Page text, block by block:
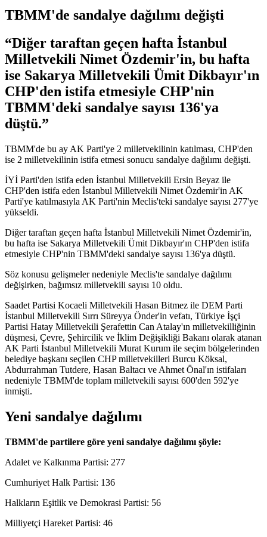
TBMM'de sandalye dağılımı değişti
“Diğer taraftan geçen hafta İstanbul
Milletvekili Nimet Özdemir'in, bu hafta
ise Sakarya Milletvekili Ümit Dikbayır'ın
CHP'den istifa etmesiyle CHP'nin
TBMM'deki sandalye sayısı 136'ya
düştü.”
TBMM'de bu ay AK Parti'ye 2 milletvekilinin katılması, CHP'den
ise 2 milletvekilinin istifa etmesi sonucu sandalye dağılımı değişti.
İYİ Parti'den istifa eden İstanbul Milletvekili Ersin Beyaz ile
CHP'den istifa eden İstanbul Milletvekili Nimet Özdemir'in AK
Parti'ye katılmasıyla AK Parti'nin Meclis'teki sandalye sayısı 277'ye
yükseldi.
Diğer taraftan geçen hafta İstanbul Milletvekili Nimet Özdemir'in,
bu hafta ise Sakarya Milletvekili Ümit Dikbayır'ın CHP'den istifa
etmesiyle CHP'nin TBMM'deki sandalye sayısı 136'ya düştü.
Söz konusu gelişmeler nedeniyle Meclis'te sandalye dağılımı
değişirken, bağımsız milletvekili sayısı 10 oldu.
Saadet Partisi Kocaeli Milletvekili Hasan Bitmez ile DEM Parti
İstanbul Milletvekili Sırrı Süreyya Önder'in vefatı, Türkiye İşçi
Partisi Hatay Milletvekili Şerafettin Can Atalay'ın milletvekilliğinin
düşmesi, Çevre, Şehircilik ve İklim Değişikliği Bakanı olarak atanan
AK Parti İstanbul Milletvekili Murat Kurum ile seçim bölgelerinden
belediye başkanı seçilen CHP milletvekilleri Burcu Köksal,
Abdurrahman Tutdere, Hasan Baltacı ve Ahmet Önal'ın istifaları
nedeniyle TBMM'de toplam milletvekili sayısı 600'den 592'ye
inmişti.
Yeni sandalye dağılımı
TBMM'de partilere göre yeni sandalye dağılımı şöyle:
Adalet ve Kalkınma Partisi: 277
Cumhuriyet Halk Partisi: 136
Halkların Eşitlik ve Demokrasi Partisi: 56
Milliyetçi Hareket Partisi: 46